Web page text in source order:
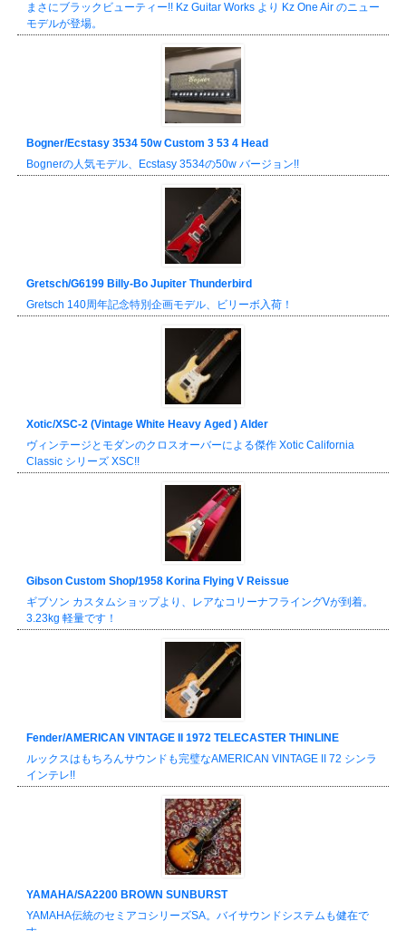
まさにブラックビューティー!! Kz Guitar Works より Kz One Air のニュー
モデルが登場。
Bogner/Ecstasy 3534 50w Custom 3 53 4 Head
Bognerの人気モデル、Ecstasy 3534の50w バージョン!!
Gretsch/G6199 Billy-Bo Jupiter Thunderbird
Gretsch 140周年記念特別企画モデル、ビリーボ入荷！
Xotic/XSC-2 (Vintage White Heavy Aged ) Alder
ヴィンテージとモダンのクロスオーバーによる傑作 Xotic California
Classic シリーズ XSC!!
Gibson Custom Shop/1958 Korina Flying V Reissue
ギブソン カスタムショップより、レアなコリーナフライングVが到着。
3.23kg 軽量です！
Fender/AMERICAN VINTAGE II 1972 TELECASTER THINLINE
ルックスはもちろんサウンドも完璧なAMERICAN VINTAGE II 72 シンラ
インテレ!!
YAMAHA/SA2200 BROWN SUNBURST
YAMAHA伝統のセミアコシリーズSA。バイサウンドシステムも健在で